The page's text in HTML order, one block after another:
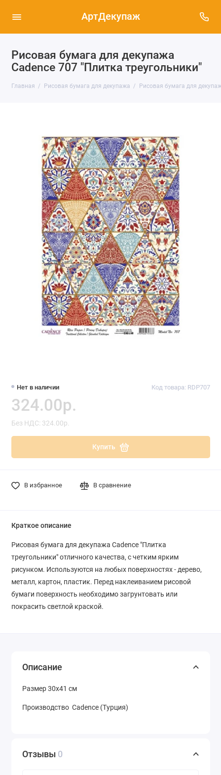
АртДекупаж
Рисовая бумага для декупажа
Cadence 707 "Плитка треугольники"
Главная Рисовая бумага для декупажа Рисовая бумага для
Нет в наличии Код товара: RDP707
324.00р.
Без НДС: 324.00р.
Купить
В избранное В сравнение
Краткое описание
Рисовая бумага для декупажа Cadence "Плитка
треугольники" отличного качества, с четким ярким
рисунком. Используются на любых поверхностях - дерево,
металл, картон, пластик. Перед наклеиванием рисовой
бумаги поверхность необходимо загрунтовать или
покрасить светлой краской.
Описание
Размер 30х41 см
Производство Cadence (Турция)
Отзывы 0